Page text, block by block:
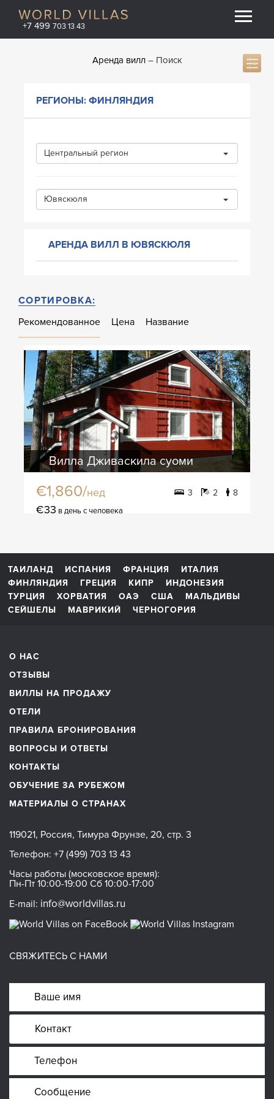
+7 499 703 13 43
Аренда вилл Поиск
РЕГИОНЫ: ФИНЛЯНДИЯ
Центральный регион
Ювяскюля
АРЕНДА ВИЛЛ В ЮВЯСКЮЛЯ
СОРТИРОВКА:
Рекомендованное
Цена Название
Вилла Дживаскила суоми
€1,860/нед 3 2 8
€33 в день с человека
ТАИЛАНД ИСПАНИЯ ФРАНЦИЯ
ИТАЛИЯ
ФИНЛЯНДИЯ
ГРЕЦИЯ КИПР
ИНДОНЕЗИЯ
ТУРЦИЯ
ХОРВАТИЯ ОАЭ США
МАЛЬДИВЫ
СЕЙШЕЛЫ
МАВРИКИЙ ЧЕРНОГОРИЯ
О НАС
ОТЗЫВЫ
ВИЛЛЫ НА ПРОДАЖУ
ОТЕЛИ
ПРАВИЛА БРОНИРОВАНИЯ
ВОПРОСЫ И ОТВЕТЫ
КОНТАКТЫ
ОБУЧЕНИЕ ЗА РУБЕЖОМ
МАТЕРИАЛЫ О СТРАНАХ
119021, Россия, Тимура Фрунзе, 20, стр. 3
Телефон: +7 (499) 703 13 43
Часы работы (московское время):
Пн-Пт 10:00-19:00 Сб 10:00-17:00
E-mail: info@worldvillas.ru
СВЯЖИТЕСЬ С НАМИ